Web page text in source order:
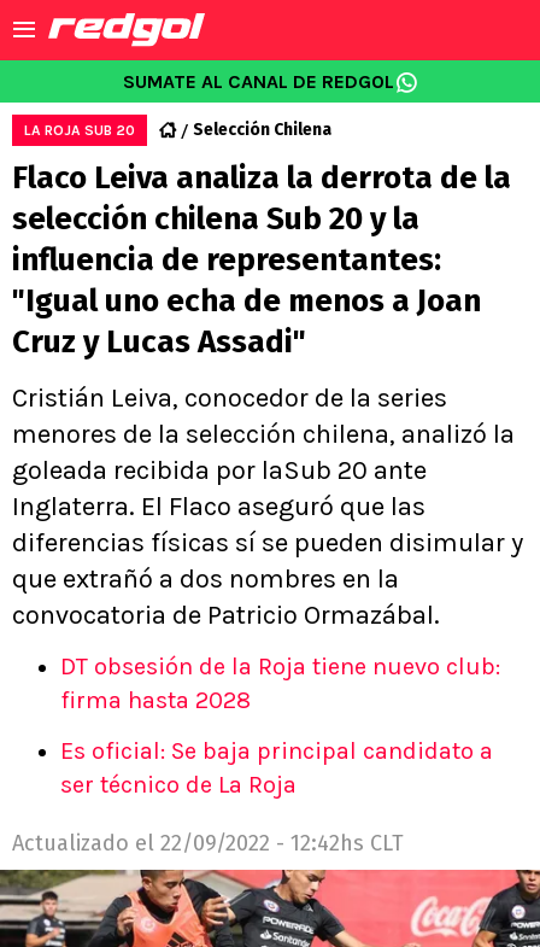
SUMATE AL CANAL DE REDGOL
LA ROJA SUB 20 Selección Chilena
Flaco Leiva analiza la derrota de la
selección chilena Sub 20 y la
influencia de representantes:
"Igual uno echa de menos a Joan
Cruz y Lucas Assadi"
Cristián Leiva, conocedor de la series
menores de la selección chilena, analizó la
goleada recibida por laSub 20 ante
Inglaterra. El Flaco aseguró que las
diferencias físicas sí se pueden disimular y
que extrañó a dos nombres en la
convocatoria de Patricio Ormazábal.
DT obsesión de la Roja tiene nuevo club:
firma hasta 2028
Es oficial: Se baja principal candidato a
ser técnico de La Roja
Actualizado el 22/09/2022 - 12:42hs CLT